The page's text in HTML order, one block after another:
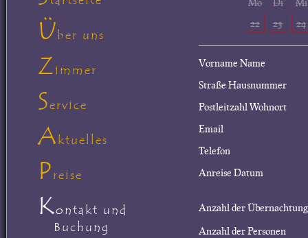
22
23
24
Vorname Name
Straße Hausnummer
Postleitzahl Wohnort
Email
Telefon
Anreise Datum
Anzahl der
Anzahl der Personen
Über uns
Zimmer
Service
Aktuelles
Preise
Kontakt und
Buchung